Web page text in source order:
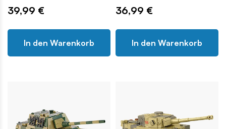
39,99 €
In den Warenkorb
36,99 €
In den Warenkorb